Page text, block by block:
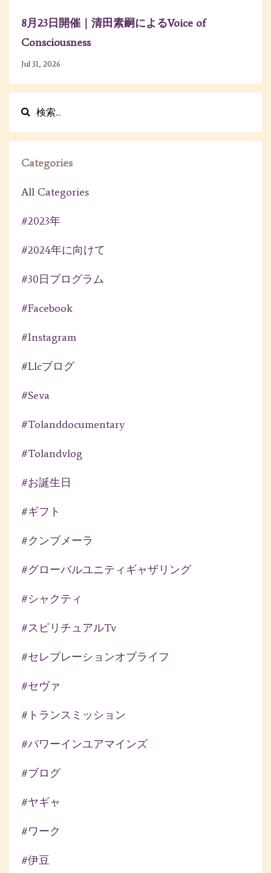
8月23日開催｜清田素嗣によるVoice of
Consciousness
Jul 31, 2026
Categories
All Categories
#2023年
#2024年に向けて
#30日プログラム
#facebook
#instagram
#llcブログ
#seva
#tolanddocumentary
#tolandvlog
#お誕生日
#ギフト
#クンブメーラ
#グローバルユニティギャザリング
#シャクティ
#スピリチュアルtv
#セレブレーションオブライフ
#セヴァ
#トランスミッション
#パワーインユアマインズ
#ブログ
#ヤギャ
#ワーク
#伊豆